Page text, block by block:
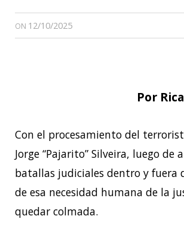
ON 12/10/2025
Por
Con el procesamiento del
Jorge “Pajarito” Silveira, luego de
batallas judiciales dentro y fuera
de esa necesidad humana de la
quedar colmada.